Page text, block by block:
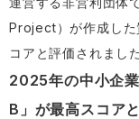
Project）が作成した
コアと評価されました
2025年の中小企
B」が最高スコア